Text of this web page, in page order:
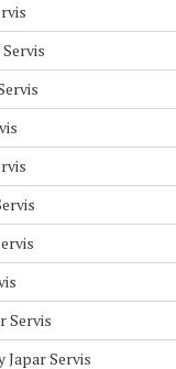
Servis
Servis